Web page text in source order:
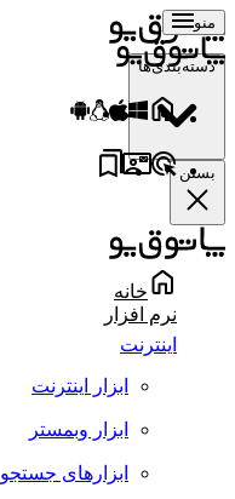
منو
دسته‌بندی‌ها
بستن
خانه
نرم افزار
اینترنت
ابزار اینترنت
ابزار وبمستر
ابزارهای جستجو